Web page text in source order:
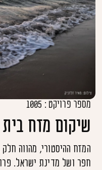
מספר פרויקט : 1005
שיקום מזח בית
המזח ההיסטורי, מהווה
חפר ושל מדינת ישראל.